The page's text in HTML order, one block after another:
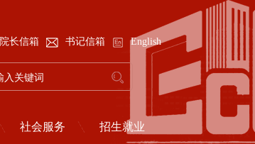
院长信箱 书记信箱 English
社会服务 招生就业